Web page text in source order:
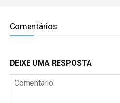
Comentários
DEIXE UMA RESPOSTA